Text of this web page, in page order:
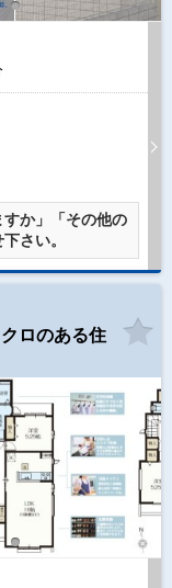
すか」「その他の
さい。
ロのある住